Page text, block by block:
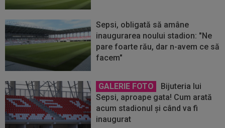
Sepsi, obligată să amâne
inaugurarea noului stadion: "Ne
pare foarte rău, dar n-avem ce să
facem"
GALERIE FOTO
Bijuteria lui
Sepsi, aproape gata! Cum arată
acum stadionul și când va fi
inaugurat